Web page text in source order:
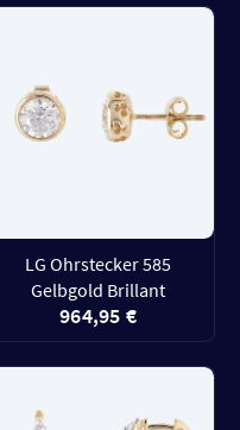
LG Ohrstecker 585
Gelbgold Brillant
964,95 €